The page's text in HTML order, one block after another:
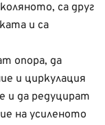
са друг
и са
опора, да
и циркулация
и да редуцират
на усиленото